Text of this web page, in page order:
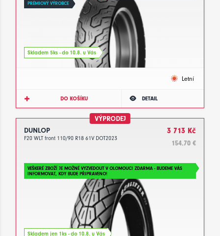
PRÉMIOVÝ VÝROBCE
Skladem 5ks - do 10.8. u Vás
Letní
DO KOŠÍKU DETAIL
VÝPRODEJ
DUNLOP
F20 WLT front 110/90 R18 61V DOT2023
3 713 Kč
154.70 €
VEŠKERÉ ZBOŽÍ JE MOŽNÉ VYZVEDOUT V OLOMOUCI ZDARMA - BUDEME VÁS
INFORMOVAT, KDY BUDE PŘIPRAVENO!
Skladem jen 1ks - do 10.8. u Vás